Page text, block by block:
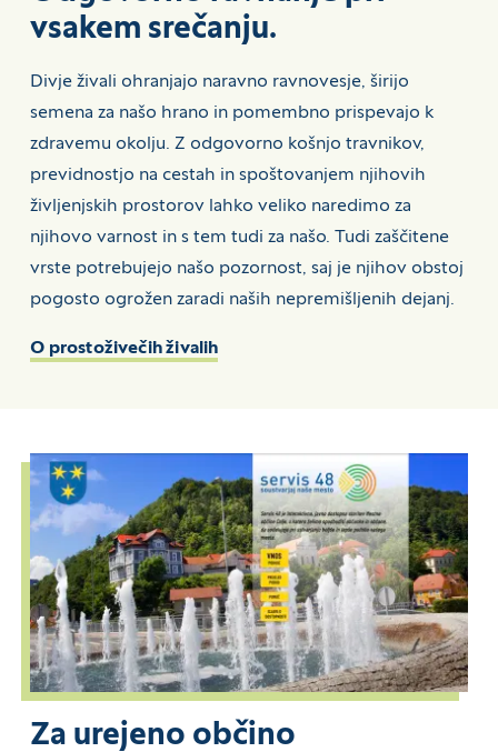
vsakem srečanju.
Divje živali ohranjajo naravno ravnovesje, širijo
semena za našo hrano in pomembno prispevajo k
zdravemu okolju. Z odgovorno košnjo travnikov,
previdnostjo na cestah in spoštovanjem njihovih
življenjskih prostorov lahko veliko naredimo za
njihovo varnost in s tem tudi za našo. Tudi zaščitene
vrste potrebujejo našo pozornost, saj je njihov obstoj
pogosto ogrožen zaradi naših nepremišljenih dejanj.
O prostoživečih živalih
Za urejeno občino